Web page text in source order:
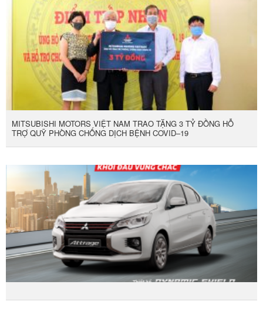
MITSUBISHI MOTORS VIỆT NAM TRAO TẶNG 3 TỶ ĐỒNG HỖ
TRỢ QUỸ PHÒNG CHỐNG DỊCH BỆNH COVID–19